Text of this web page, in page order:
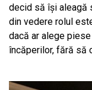
decid să își aleagă
din vedere rolul
dacă ar alege
încăperilor, fără să